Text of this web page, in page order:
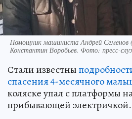
Помощник машиниста Андрей Семенов
Константин Воробьев. Фото: пресс-
Стали известны
спасения 4-месячного
коляске упал с платформы
прибывающей электричкой.